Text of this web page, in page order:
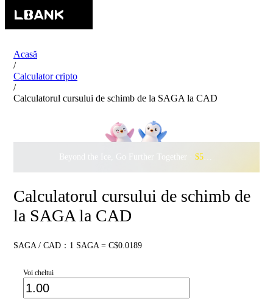
Acasă
/
Calculator cripto
/
Calculatorul cursului de schimb de la SAGA la CAD
Beyond the Ice, Go Further Together · $500,000
Calculatorul cursului de schimb de
la SAGA la CAD
SAGA / CAD：1 SAGA = C$0.0189
Voi cheltui